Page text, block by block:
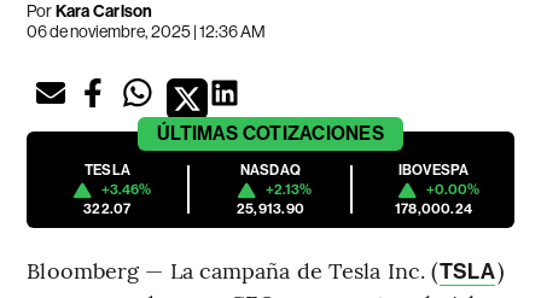
PorKara Carlson
06 de noviembre, 2025 | 12:36 AM
ÚLTIMAS COTIZACIONES
TESLA
+3.46%
322.07
NASDAQ
+2.13%
25,913.90
IBOVESPA
+0.00%
178,000.24
Bloomberg — La campaña de Tesla Inc. (TSLA)